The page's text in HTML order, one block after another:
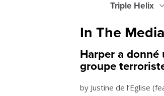
Triple Helix
In The Media
Harper a donné
groupe
by Justine de l’Eglise